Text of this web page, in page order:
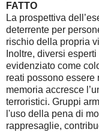
FATTO
La prospettiva
deterrente per
rischio della propria
Inoltre, diversi
evidenziato come
reati possono essere
memoria accresce
terroristici. Gruppi
l'uso della pena di
rappresaglie,